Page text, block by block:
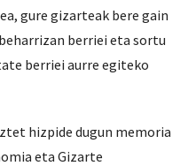
gure gizarteak bere gain
berriei eta sortu
berriei aurre egiteko
hizpide dugun memoria
eta Gizarte